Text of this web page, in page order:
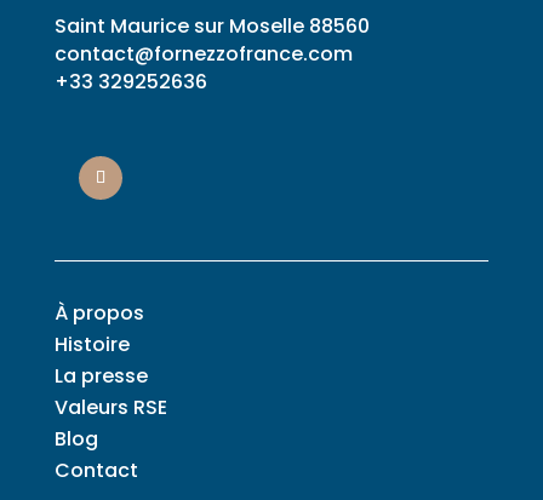
Saint Maurice sur Moselle 88560
contact@fornezzofrance.com
+33 329252636
À propos
Histoire
La presse
Valeurs RSE
Blog
Contact